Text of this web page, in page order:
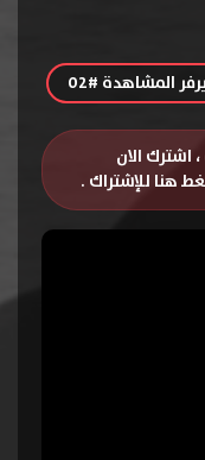
المشاهدة #02
اشترك الان
هنا للإشتراك .